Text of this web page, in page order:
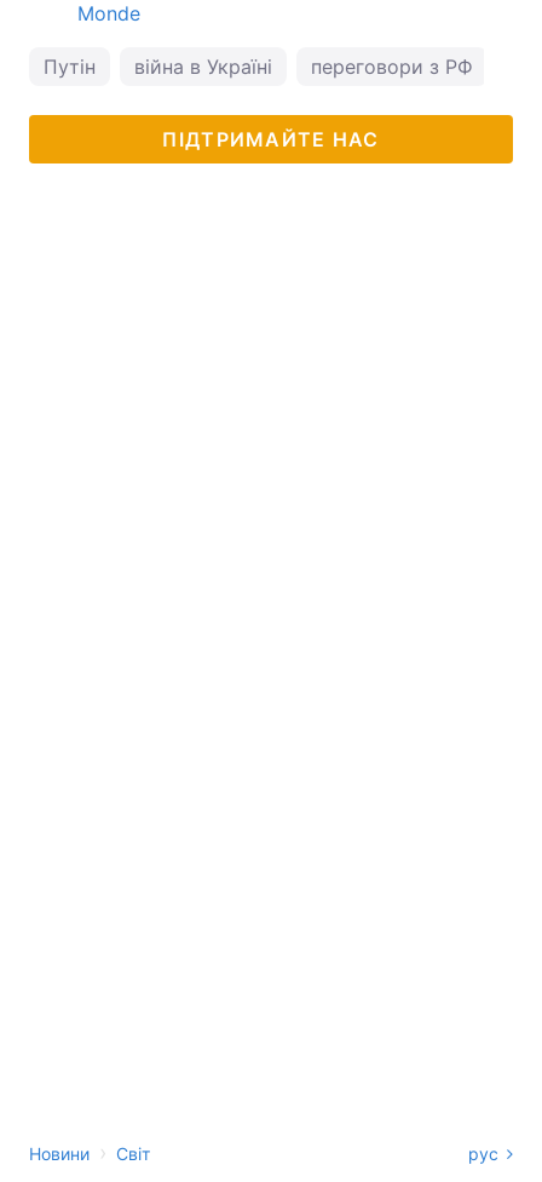
Monde
Путін війна в Україні переговори з РФ
ПІДТРИМАЙТЕ НАС
Новини › Світ рус